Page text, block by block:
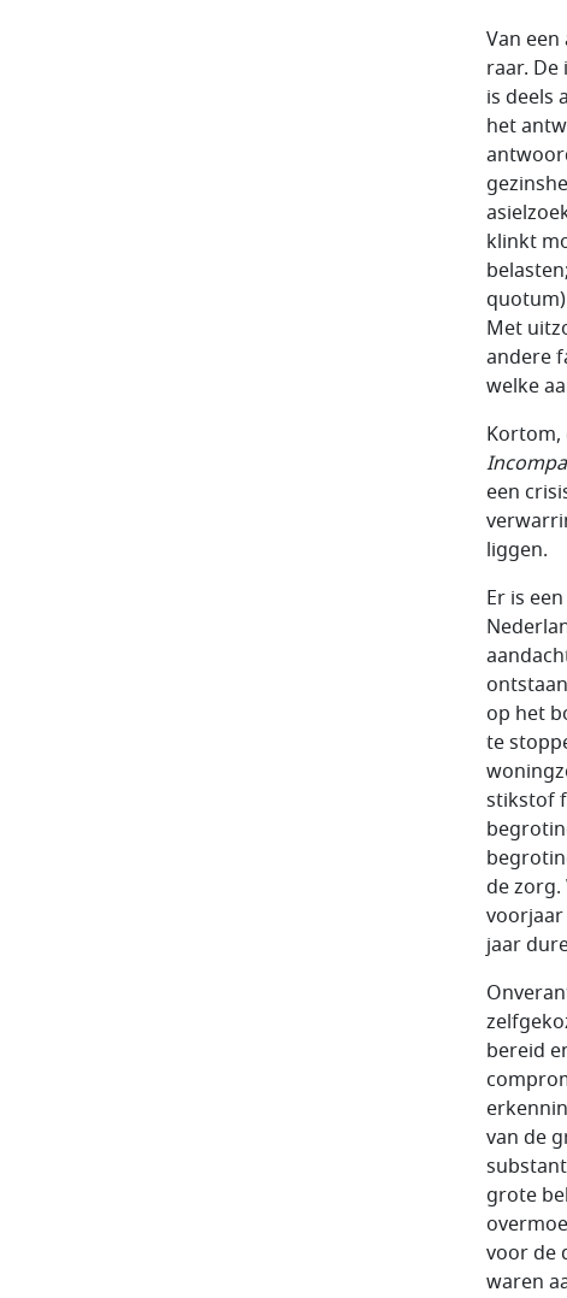
Van
raar.
is deels
het
klinkt
Met
andere
welke
Kortom,
een
liggen.
Er is
op het
te
stikstof
de
voorjaar
jaar
bereid
van de
grote
voor de
waren